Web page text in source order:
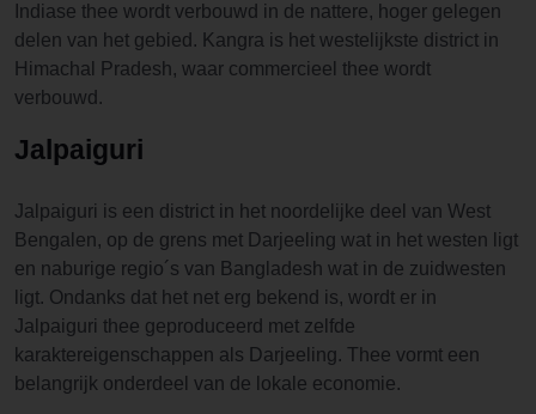
Indiase thee wordt verbouwd in de nattere, hoger gelegen
delen van het gebied. Kangra is het westelijkste district in
Himachal Pradesh, waar commercieel thee wordt
verbouwd.
Jalpaiguri
Jalpaiguri is een district in het noordelijke deel van West
Bengalen, op de grens met Darjeeling wat in het westen ligt
en naburige regio´s van Bangladesh wat in de zuidwesten
ligt. Ondanks dat het net erg bekend is, wordt er in
Jalpaiguri thee geproduceerd met zelfde
karaktereigenschappen als Darjeeling. Thee vormt een
belangrijk onderdeel van de lokale economie.